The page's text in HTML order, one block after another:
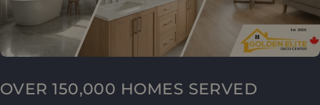
OVER 150,000 HOMES SERVED